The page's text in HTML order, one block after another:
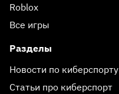
Roblox
Все игры
Разделы
Новости по киберспорту
Статьи про киберспорт